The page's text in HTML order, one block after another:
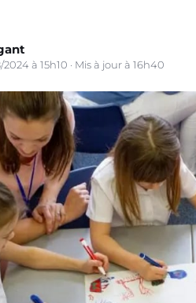
à 15h10 · Mis à jour à 16h40